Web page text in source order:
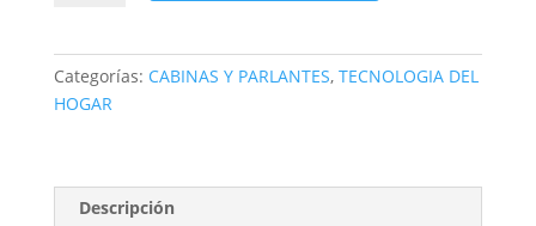
resistente
Categorías: CABINAS Y PARLANTES, TECNOLOGIA DEL
HOGAR
Descripción